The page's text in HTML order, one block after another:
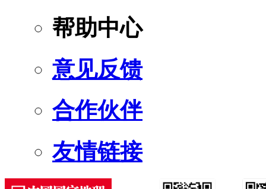
帮助中心
意见反馈
合作伙伴
友情链接